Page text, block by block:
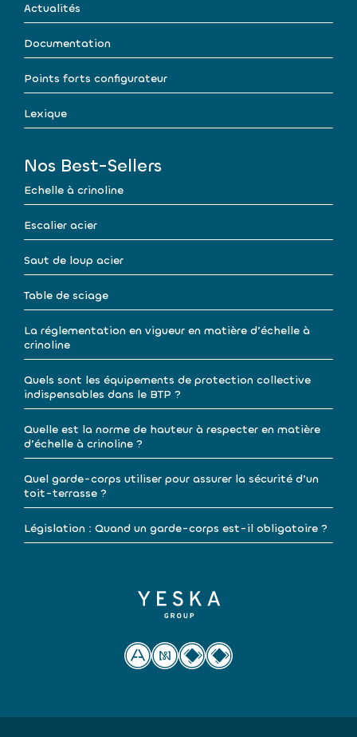
Actualités
Documentation
Points forts configurateur
Lexique
Nos Best-Sellers
Echelle à crinoline
Escalier acier
Saut de loup acier
Table de sciage
La réglementation en vigueur en matière d’échelle à
crinoline
Quels sont les équipements de protection collective
indispensables dans le BTP ?
Quelle est la norme de hauteur à respecter en matière
d’échelle à crinoline ?
Quel garde-corps utiliser pour assurer la sécurité d’un
toit-terrasse ?
Législation : Quand un garde-corps est-il obligatoire ?